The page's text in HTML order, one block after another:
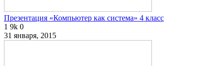
Презентация «Компьютер как система» 4 класс
1 9k 0
31 января, 2015